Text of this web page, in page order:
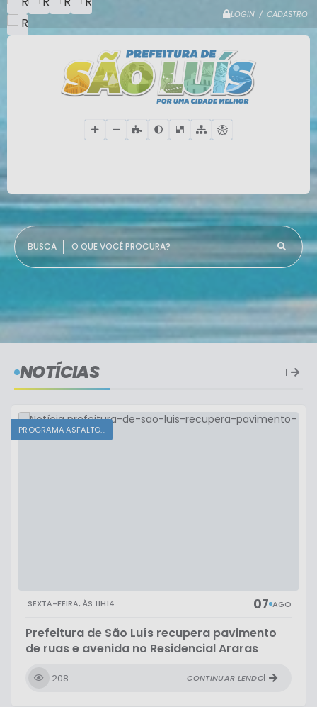
LOGIN / CADASTRO
O QUE VOCÊ PROCURA?
NOTÍCIAS
Prefeitura de São Luís recupera pavimento
de ruas e avenida no Residencial Araras
SEXTA-FEIRA 11H14 07 AGO
PROGRAMA ASFALTO...
208 CONTINUAR LENDO